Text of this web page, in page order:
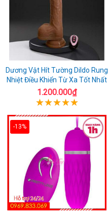
Dương Vật Hít Tường Dildo Rung
Nhiệt Điều Khiển Từ Xa Tốt Nhất
1.200.000₫
-13%